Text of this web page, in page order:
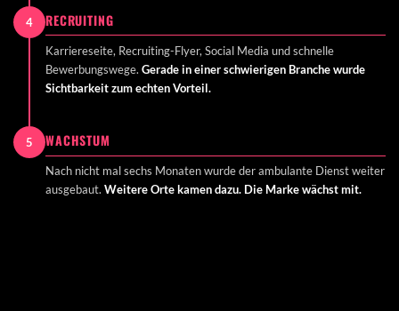
4 RECRUITING
Karriereseite, Recruiting-Flyer, Social Media und schnelle
Bewerbungswege. Gerade in einer schwierigen Branche wurde
Sichtbarkeit zum echten Vorteil.
5 WACHSTUM
Nach nicht mal sechs Monaten wurde der ambulante Dienst weiter
ausgebaut. Weitere Orte kamen dazu. Die Marke wächst mit.